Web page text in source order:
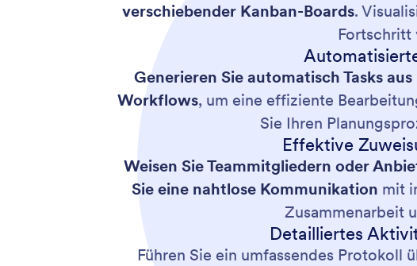
verschiebender Kanban-Boards.
Fortschritt
Generieren Sie automatisch Tasks
Workflows, um eine effiziente
Sie Ihren
Effektive
Weisen Sie Teammitgliedern oder
Sie eine nahtlose Kommunikation mit
Zusammenarbeit
Detailliertes
Führen Sie ein umfassendes Protokoll